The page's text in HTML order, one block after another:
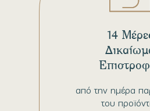
από την ημέρα
του
14